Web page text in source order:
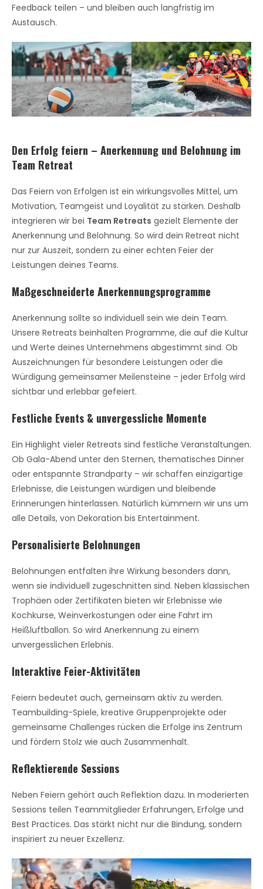
Feedback teilen – und bleiben auch langfristig im
Austausch.
Den Erfolg feiern – Anerkennung und Belohnung im
Team Retreat
Das Feiern von Erfolgen ist ein wirkungsvolles Mittel, um
Motivation, Teamgeist und Loyalität zu stärken. Deshalb
integrieren wir bei Team Retreats gezielt Elemente der
Anerkennung und Belohnung. So wird dein Retreat nicht
nur zur Auszeit, sondern zu einer echten Feier der
Leistungen deines Teams.
Maßgeschneiderte Anerkennungsprogramme
Anerkennung sollte so individuell sein wie dein Team.
Unsere Retreats beinhalten Programme, die auf die Kultur
und Werte deines Unternehmens abgestimmt sind. Ob
Auszeichnungen für besondere Leistungen oder die
Würdigung gemeinsamer Meilensteine – jeder Erfolg wird
sichtbar und erlebbar gefeiert.
Festliche Events & unvergessliche Momente
Ein Highlight vieler Retreats sind festliche Veranstaltungen.
Ob Gala-Abend unter den Sternen, thematisches Dinner
oder entspannte Strandparty – wir schaffen einzigartige
Erlebnisse, die Leistungen würdigen und bleibende
Erinnerungen hinterlassen. Natürlich kümmern wir uns um
alle Details, von Dekoration bis Entertainment.
Personalisierte Belohnungen
Belohnungen entfalten ihre Wirkung besonders dann,
wenn sie individuell zugeschnitten sind. Neben klassischen
Trophäen oder Zertifikaten bieten wir Erlebnisse wie
Kochkurse, Weinverkostungen oder eine Fahrt im
Heißluftballon. So wird Anerkennung zu einem
unvergesslichen Erlebnis.
Interaktive Feier-Aktivitäten
Feiern bedeutet auch, gemeinsam aktiv zu werden.
Teambuilding-Spiele, kreative Gruppenprojekte oder
gemeinsame Challenges rücken die Erfolge ins Zentrum
und fördern Stolz wie auch Zusammenhalt.
Reflektierende Sessions
Neben Feiern gehört auch Reflektion dazu. In moderierten
Sessions teilen Teammitglieder Erfahrungen, Erfolge und
Best Practices. Das stärkt nicht nur die Bindung, sondern
inspiriert zu neuer Exzellenz.